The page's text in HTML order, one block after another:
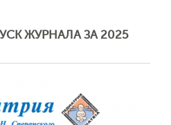
ЖУРНАЛА ЗА 2025